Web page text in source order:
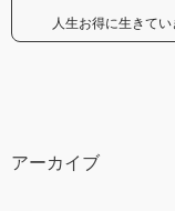
人生お得に生きてい
アーカイブ